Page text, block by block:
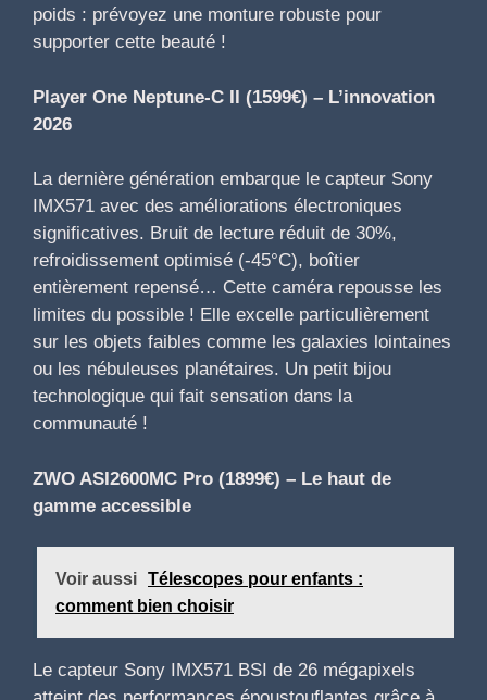
poids : prévoyez une monture robuste pour
supporter cette beauté !
Player One Neptune-C II (1599€) – L’innovation
2026
La dernière génération embarque le capteur Sony
IMX571 avec des améliorations électroniques
significatives. Bruit de lecture réduit de 30%,
refroidissement optimisé (-45°C), boîtier
entièrement repensé… Cette caméra repousse les
limites du possible ! Elle excelle particulièrement
sur les objets faibles comme les galaxies lointaines
ou les nébuleuses planétaires. Un petit bijou
technologique qui fait sensation dans la
communauté !
ZWO ASI2600MC Pro (1899€) – Le haut de
gamme accessible
Voir aussi Télescopes pour enfants :
comment bien choisir
Le capteur Sony IMX571 BSI de 26 mégapixels